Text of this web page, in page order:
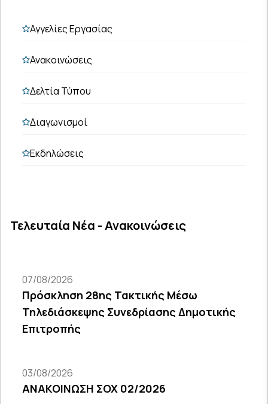
Αγγελίες Εργασίας
Ανακοινώσεις
Δελτία Τύπου
Διαγωνισμοί
Εκδηλώσεις
Τελευταία Νέα - Ανακοινώσεις
07/08/2026
Πρόσκληση 28ης Τακτικής Μέσω
Τηλεδιάσκεψης Συνεδρίασης Δημοτικής
Επιτροπής
03/08/2026
ΑΝΑΚΟΙΝΩΣΗ ΣΟΧ 02/2026